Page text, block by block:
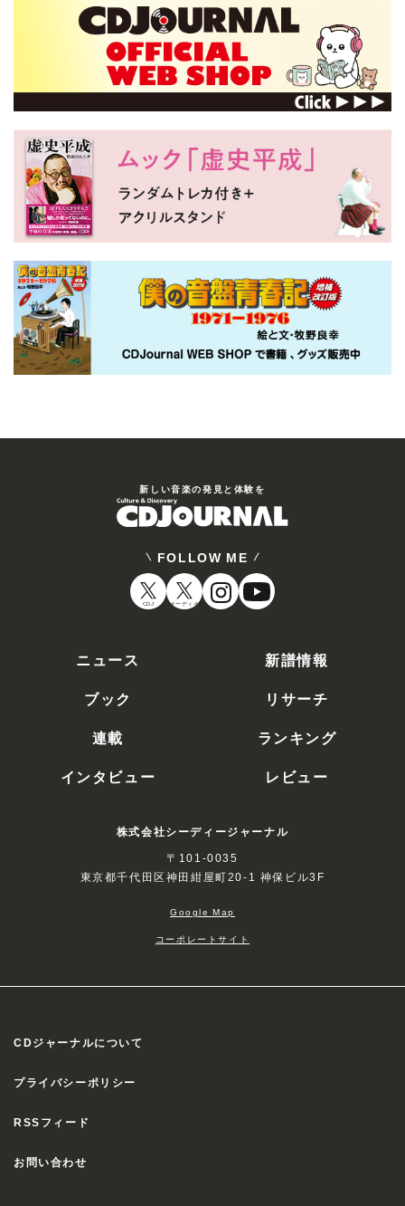
新しい⾳楽の発⾒と体験を
FOLLOW ME
CDJ オーディオ
ニュース
新譜情報
ブック
リサーチ
連載
ランキング
インタビュー
レビュー
株式会社シーディージャーナル
〒101-0035
東京都千代田区神田紺屋町20-1 神保ビル3F
Google Map
コーポレートサイト
CDジャーナルについて
プライバシーポリシー
RSSフィード
お問い合わせ